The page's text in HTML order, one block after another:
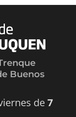
Buenos
de7